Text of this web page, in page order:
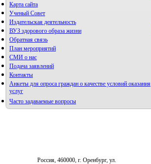
Карта сайта
Ученый Совет
Издательская деятельность
Альманах молодой науки
ВУЗ здорового образа жизни
Фотогалерея
Обратная связь
План мероприятий
СМИ о нас
Подача заявлений
Контакты
Анкеты для опроса граждан о качестве условий оказания
услуг
Часто задаваемые вопросы
Россия, 460000, г. Оренбург, ул.